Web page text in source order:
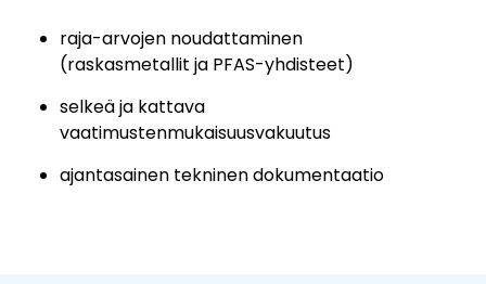
raja-arvojen noudattaminen
(raskasmetallit ja PFAS-yhdisteet)
selkeä ja kattava
vaatimustenmukaisuusvakuutus
ajantasainen tekninen dokumentaatio